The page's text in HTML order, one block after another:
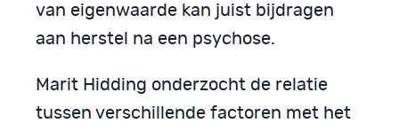
van eigenwaarde kan juist bijdragen
aan herstel na een psychose.
Marit Hidding onderzocht de relatie
tussen verschillende factoren met het